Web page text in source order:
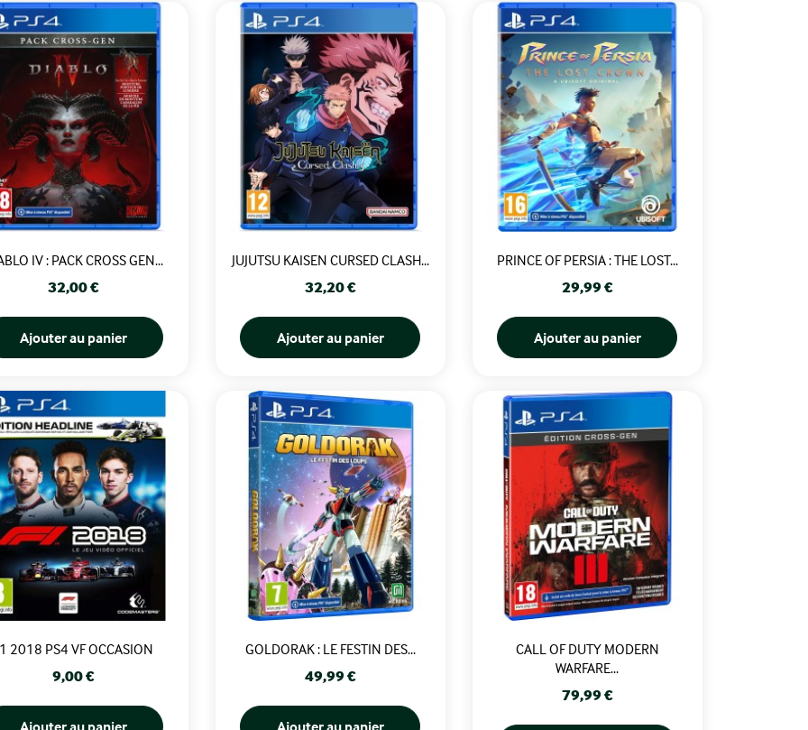
IV : PACK CROSS GEN...
Prix
32,00 €
Ajouter au panier
JUJUTSU KAISEN CURSED CLASH...
Prix
32,20 €
Ajouter au panier
PRINCE OF PERSIA : THE LOST...
Prix
29,99 €
Ajouter au panier
2018 PS4 VF OCCASION
Prix
9,00 €
GOLDORAK : LE FESTIN DES...
Prix
49,99 €
CALL OF DUTY MODERN
WARFARE...
Prix
79,99 €